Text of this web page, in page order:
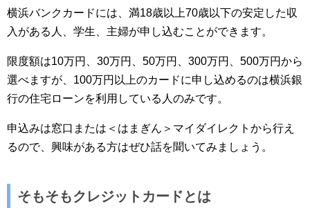
横浜バンクカードには、満18歳以上70歳以下の安定した収
入がある人、学生、主婦が申し込むことができます。
限度額は10万円、30万円、50万円、300万円、500万円から
選べますが、100万円以上のカードに申し込めるのは横浜銀
行の住宅ローンを利用している人のみです。
申込みは窓口または＜はまぎん＞マイダイレクトから行え
るので、興味がある方はぜひ話を聞いてみましょう。
そもそもクレジットカードとは